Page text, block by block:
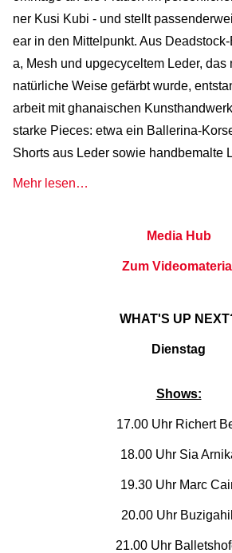
ner Kusi Kubi - und stellt
ear in den Mittelpunkt. Aus
a, Mesh und upgecyceltem Leder, das
natürliche Weise gefärbt wurde,
arbeit mit ghanaischen
starke Pieces: etwa ein Ballerina-
Shorts aus Leder sowie handbemalte
Mehr lesen…
Media Hub
Zum Videomaterial
WHAT'S UP
Dienstag
Shows:
17.00 Uhr Richert
18.00 Uhr Sia
19.30 Uhr Marc
20.00 Uhr Buzigahill
21.00 Uhr